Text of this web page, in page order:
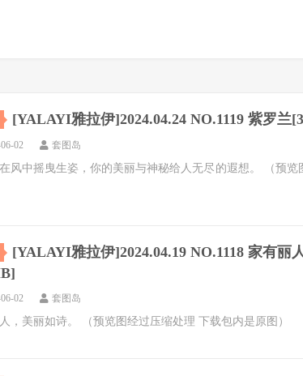
[YALAYI雅拉伊]2024.04.24 NO.1119 紫罗兰
02 套图岛
风中摇曳生姿，你的美丽与神秘给人无尽的遐想。 （预览
[YALAYI雅拉伊]2024.04.19 NO.1118 家有丽
02 套图岛
，美丽如诗。 （预览图经过压缩处理 下载包内是原图）